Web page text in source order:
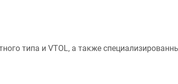
типа и VTOL, а также